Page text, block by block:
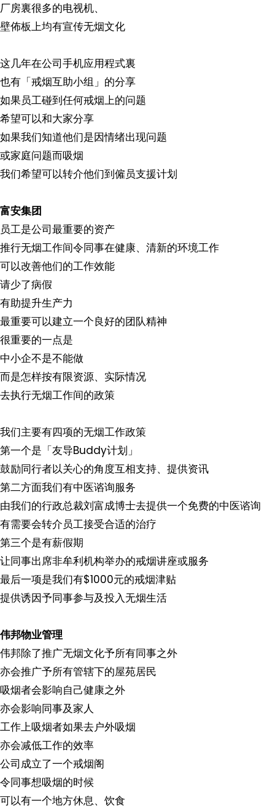
厂房裏很多的电视机、
壁佈板上均有宣传无烟文化
这几年在公司手机应用程式裏
也有「戒烟互助小组」的分享
如果员工碰到任何戒烟上的问题
希望可以和大家分享
如果我们知道他们是因情绪出现问题
或家庭问题而吸烟
我们希望可以转介他们到僱员支援计划
富安集团
员工是公司最重要的资产
推行无烟工作间令同事在健康、清新的环境工作
可以改善他们的工作效能
请少了病假
有助提升生产力
最重要可以建立一个良好的团队精神
很重要的一点是
中小企不是不能做
而是怎样按有限资源、实际情况
去执行无烟工作间的政策
我们主要有四项的无烟工作政策
第一个是「友导Buddy计划」
鼓励同行者以关心的角度互相支持、提供资讯
第二方面我们有中医谘询服务
由我们的行政总裁刘富成博士去提供一个免费的中医谘询
有需要会转介员工接受合适的治疗
第三个是有薪假期
让同事出席非牟利机构举办的戒烟讲座或服务
最后一项是我们有$1000元的戒烟津贴
提供诱因予同事参与及投入无烟生活
伟邦物业管理
伟邦除了推广无烟文化予所有同事之外
亦会推广予所有管辖下的屋苑居民
吸烟者会影响自己健康之外
亦会影响同事及家人
工作上吸烟者如果去户外吸烟
亦会减低工作的效率
公司成立了一个戒烟阁
令同事想吸烟的时候
可以有一个地方休息、饮食